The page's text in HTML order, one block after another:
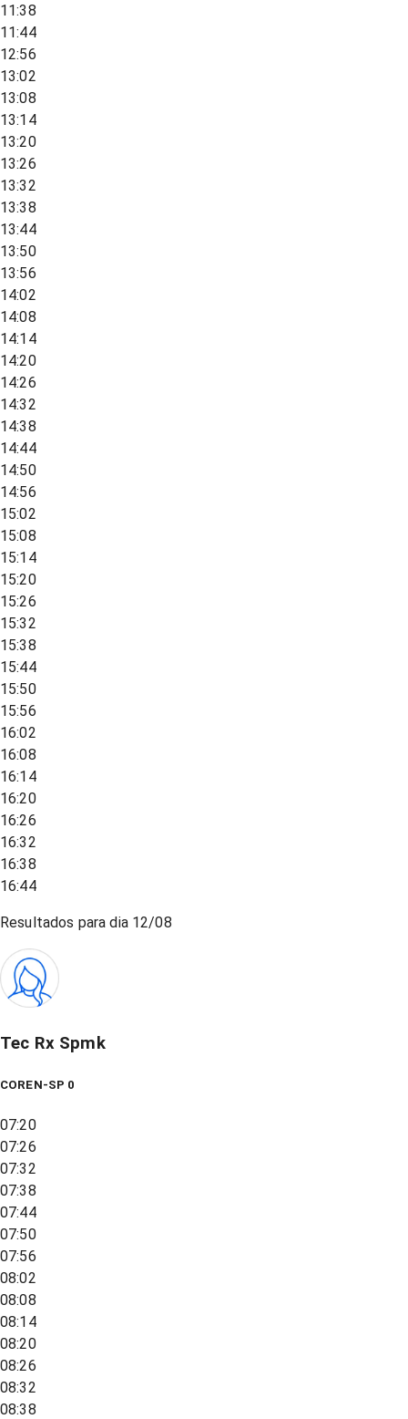
11:38
11:44
12:56
13:02
13:08
13:14
13:20
13:26
13:32
13:38
13:44
13:50
13:56
14:02
14:08
14:14
14:20
14:26
14:32
14:38
14:44
14:50
14:56
15:02
15:08
15:14
15:20
15:26
15:32
15:38
15:44
15:50
15:56
16:02
16:08
16:14
16:20
16:26
16:32
16:38
16:44
Resultados para dia 12/08
Tec Rx Spmk
COREN-SP 0
07:20
07:26
07:32
07:38
07:44
07:50
07:56
08:02
08:08
08:14
08:20
08:26
08:32
08:38